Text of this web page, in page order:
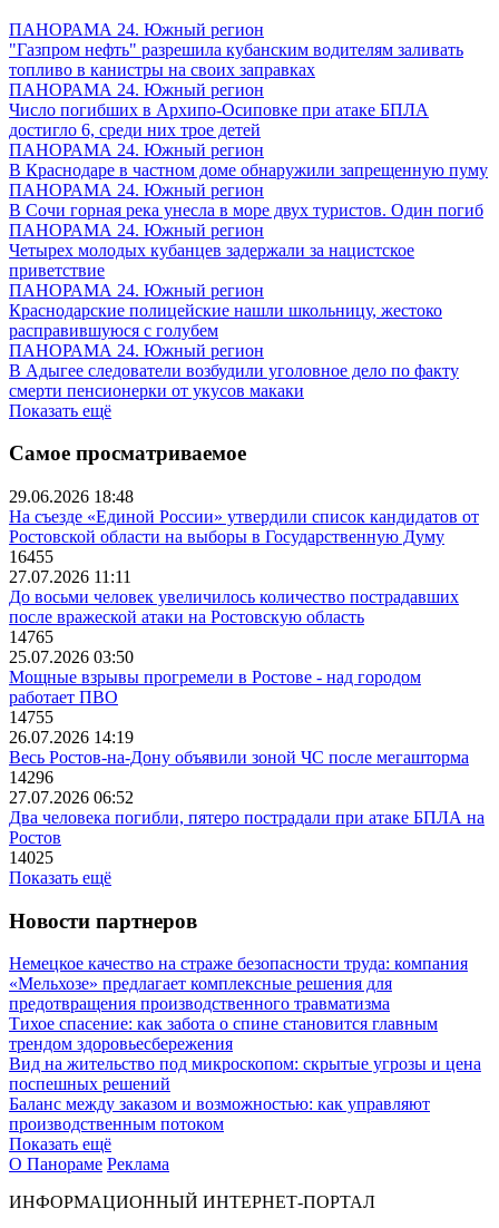
ПАНОРАМА 24. Южный регион
"Газпром нефть" разрешила кубанским водителям заливать
топливо в канистры на своих заправках
ПАНОРАМА 24. Южный регион
Число погибших в Архипо-Осиповке при атаке БПЛА
достигло 6, среди них трое детей
ПАНОРАМА 24. Южный регион
В Краснодаре в частном доме обнаружили запрещенную пуму
ПАНОРАМА 24. Южный регион
В Сочи горная река унесла в море двух туристов. Один погиб
ПАНОРАМА 24. Южный регион
Четырех молодых кубанцев задержали за нацистское
приветствие
ПАНОРАМА 24. Южный регион
Краснодарские полицейские нашли школьницу, жестоко
расправившуюся с голубем
ПАНОРАМА 24. Южный регион
В Адыгее следователи возбудили уголовное дело по факту
смерти пенсионерки от укусов макаки
Показать ещё
Самое просматриваемое
29.06.2026 18:48
На съезде «Единой России» утвердили список кандидатов от
Ростовской области на выборы в Государственную Думу
16455
27.07.2026 11:11
До восьми человек увеличилось количество пострадавших
после вражеской атаки на Ростовскую область
14765
25.07.2026 03:50
Мощные взрывы прогремели в Ростове - над городом
работает ПВО
14755
26.07.2026 14:19
Весь Ростов-на-Дону объявили зоной ЧС после мегашторма
14296
27.07.2026 06:52
Два человека погибли, пятеро пострадали при атаке БПЛА на
Ростов
14025
Показать ещё
Новости партнеров
Немецкое качество на страже безопасности труда: компания
«Мельхозе» предлагает комплексные решения для
предотвращения производственного травматизма
Тихое спасение: как забота о спине становится главным
трендом здоровьесбережения
Вид на жительство под микроскопом: скрытые угрозы и цена
поспешных решений
Баланс между заказом и возможностью: как управляют
производственным потоком
Показать ещё
О Панораме Реклама
ИНФОРМАЦИОННЫЙ ИНТЕРНЕТ-ПОРТАЛ